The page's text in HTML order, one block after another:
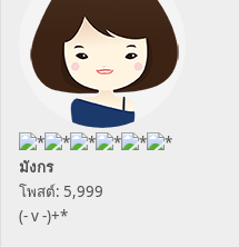
มังกร
โพสต์: 5,999
(- v -)+*